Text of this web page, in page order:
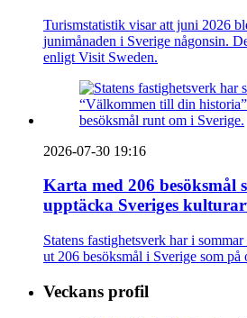
Turismstatistik visar att juni 2026
junimånaden i Sverige någonsin.
enligt Visit Sweden.
2026-07-30 19:16
Karta med 206 besöksmål
upptäcka Sveriges
Statens fastighetsverk har i
ut 206 besöksmål i Sverige som på
Veckans profil